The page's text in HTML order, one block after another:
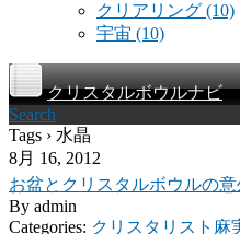
クリアリング (10)
宇宙 (10)
クリスタルボウルナビ
Search
Tags › 水晶
8月 16, 2012
お盆とクリスタルボウルの意
By admin
Categories: クリスタリスト麻